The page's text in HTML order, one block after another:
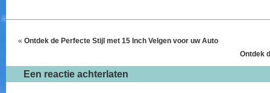
« Ontdek de Perfecte Stijl met 15 Inch Velgen voor uw Auto
Ontdek
Een reactie achterlaten